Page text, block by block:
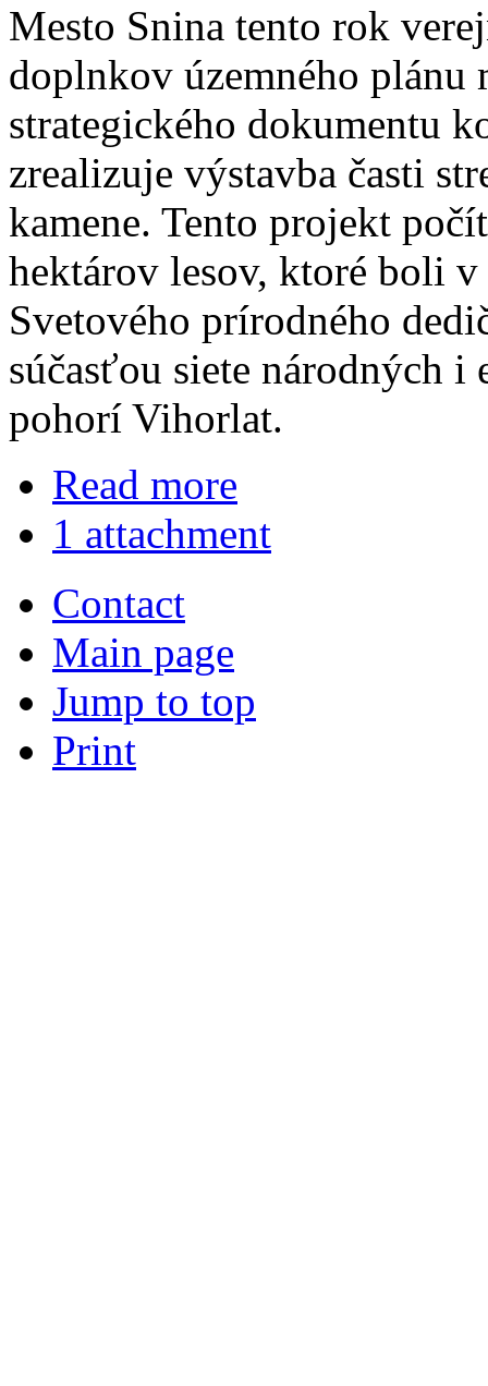
Mesto Snina tento rok
doplnkov územného plánu
strategického dokumentu
zrealizuje výstavba časti
kamene. Tento projekt
hektárov lesov, ktoré boli
Svetového prírodného
súčasťou siete národných i
pohorí Vihorlat.
Read more
1 attachment
Contact
Main page
Jump to top
Print